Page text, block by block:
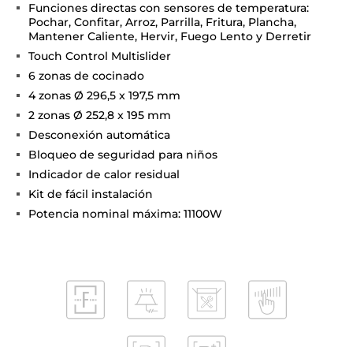
Funciones directas con sensores de temperatura:
Pochar, Confitar, Arroz, Parrilla, Fritura, Plancha,
Mantener Caliente, Hervir, Fuego Lento y Derretir
Touch Control Multislider
6 zonas de cocinado
4 zonas Ø 296,5 x 197,5 mm
2 zonas Ø 252,8 x 195 mm
Desconexión automática
Bloqueo de seguridad para niños
Indicador de calor residual
Kit de fácil instalación
Potencia nominal máxima: 11100W